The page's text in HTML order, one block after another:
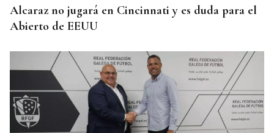
Alcaraz no jugará en Cincinnati y es duda para el
Abierto de EEUU